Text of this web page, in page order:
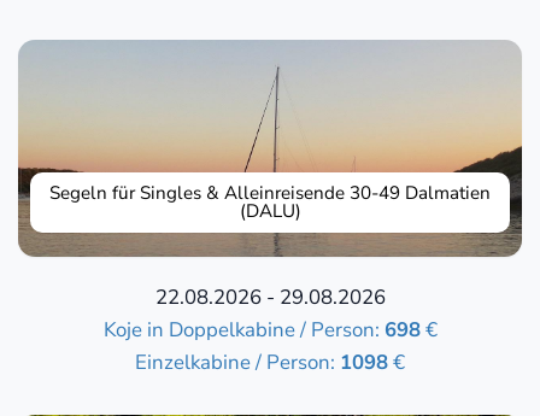
Segeln für Singles & Alleinreisende 30-49 Dalmatien
(DALU)
22.08.2026 - 29.08.2026
Koje in Doppelkabine / Person: 698€
Einzelkabine / Person: 1098€